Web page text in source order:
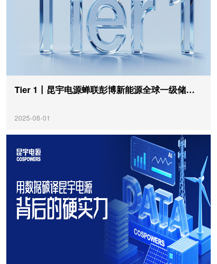
Tier 1丨昆宇电源蝉联彭博新能源全球一级储能厂商榜单
2025-08-01